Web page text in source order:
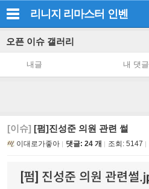
리니지 리마스터 인벤
오픈 이슈 갤러리
내글 내 댓글
[이슈] [펌]진성준 의원 관련 썰
이대로가좋아 댓글: 24 개 조회: 5147